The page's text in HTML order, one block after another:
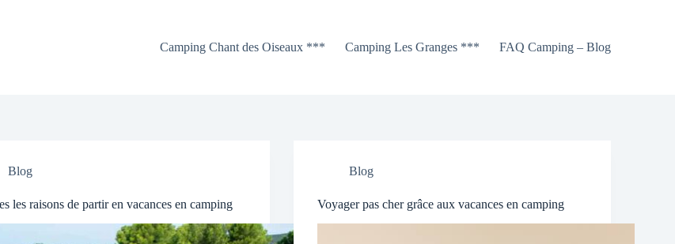
Camping Chant des Oiseaux ***
Camping Les Granges *** FAQ Camping – Blog
Blog
les raisons de partir en vacances en camping
Blog
Voyager pas cher grâce aux vacances en camping